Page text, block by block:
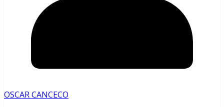
OSCAR CANCECO